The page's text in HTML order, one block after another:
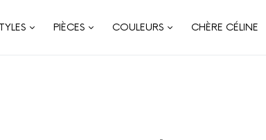
PIÈCES COULEURS CHÈRE CÉLINE